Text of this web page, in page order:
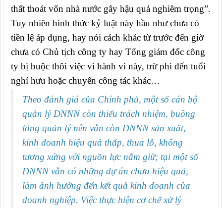
thất thoát vốn nhà nước gây hậu quả nghiêm trọng”.
Tuy nhiên hình thức kỷ luật này hầu như chưa có
tiền lệ áp dụng, hay nói cách khác từ trước đến giờ
chưa có Chủ tịch công ty hay Tổng giám đốc công
ty bị buộc thôi việc vì hành vi này, trừ phi đến tuổi
nghỉ hưu hoặc chuyển công tác khác…
Theo đánh giá của Chính phủ, một số cán bộ
quản lý DNNN còn thiếu trách nhiệm, buông
lỏng quản lý nên vẫn còn DNNN sản xuất,
kinh doanh hiệu quả thấp, thua lỗ, không
tương xứng với nguồn lực nắm giữ; tại một số
DNNN vẫn có những dự án chưa hiệu quả,
làm ảnh hưởng đến kết quả kinh doanh của
doanh nghiệp. Việc thực hiện cơ chế xử lý